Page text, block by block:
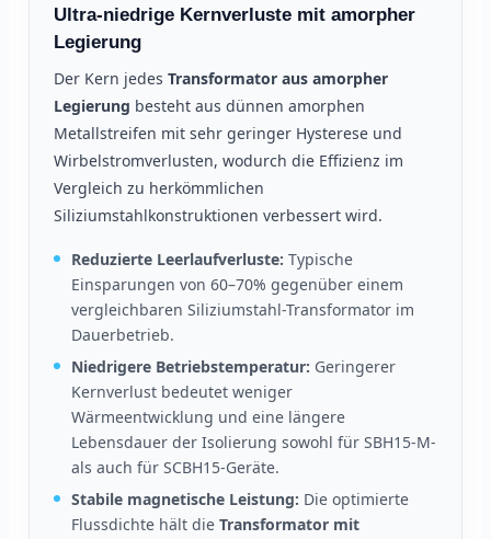
Ultra-niedrige Kernverluste mit amorpher
Legierung
Der Kern jedes Transformator aus amorpher
Legierung besteht aus dünnen amorphen
Metallstreifen mit sehr geringer Hysterese und
Wirbelstromverlusten, wodurch die Effizienz im
Vergleich zu herkömmlichen
Siliziumstahlkonstruktionen verbessert wird.
Reduzierte Leerlaufverluste: Typische
Einsparungen von 60–70% gegenüber einem
vergleichbaren Siliziumstahl-Transformator im
Dauerbetrieb.
Niedrigere Betriebstemperatur: Geringerer
Kernverlust bedeutet weniger
Wärmeentwicklung und eine längere
Lebensdauer der Isolierung sowohl für SBH15-M-
als auch für SCBH15-Geräte.
Stabile magnetische Leistung: Die optimierte
Flussdichte hält die Transformator mit